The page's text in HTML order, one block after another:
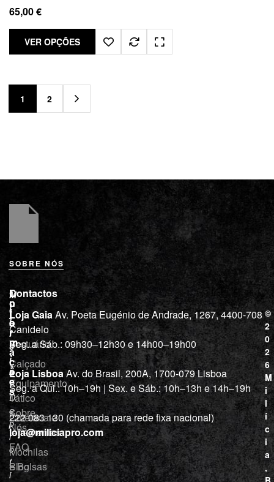
65,00€
VER OPÇÕES
1 2
SOBRE NÓS
M
i
l
í
c
i
a
“
D
e
p
r
o
f
i
L
o
j
a
Vestuário
Calçado
Equipamento
Tático
Cutelaria e
ferramentas
Mochilas
e Bolsas
I
n
f
o
r
m
a
ç
õ
e
s
Sobre
Nós
FAQ
Blog
Contactos
Loja GaiaAv. Poeta Eugénio de Andrade, 1267, 4400-708
Canidelo
Seg. a Sáb.: 09h30–12h30 e 14h00–19h00
Loja LisboaAv. do Brasil, 200A, 1700-079 Lisboa
Seg. a Qui.: 10h–19h | Sex. e Sáb.: 10h–13h e 14h–19h
222 083 130 (chamada para rede fixa nacional)
loja@miliciapro.com
©
2
0
2
6
M
i
l
í
c
i
a
,